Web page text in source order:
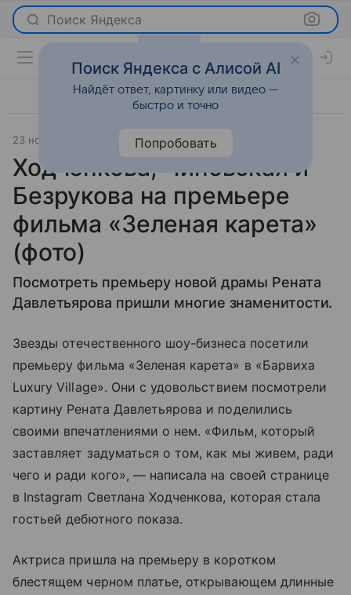
Поиск Яндекса
23 ноября 2015 Светская жизнь
Ходченкова, Чиповская и
Безрукова на премьере
фильма «Зеленая карета»
(фото)
Посмотреть премьеру новой драмы Рената
Давлетьярова пришли многие знаменитости.
Звезды отечественного шоу-бизнеса посетили
премьеру фильма «Зеленая карета» в «Барвиха
Luxury Village». Они с удовольствием посмотрели
картину Рената Давлетьярова и поделились
своими впечатлениями о нем. «Фильм, который
заставляет задуматься о том, как мы живем, ради
чего и ради кого», — написала на своей странице
в Instagram Светлана Ходченкова, которая стала
гостьей дебютного показа.
Актриса пришла на премьеру в коротком
блестящем черном платье, открывающем длинные
Поиск Яндекса с Алисой AI
Найдёт ответ, картинку или видео —
быстро и точно
Попробовать